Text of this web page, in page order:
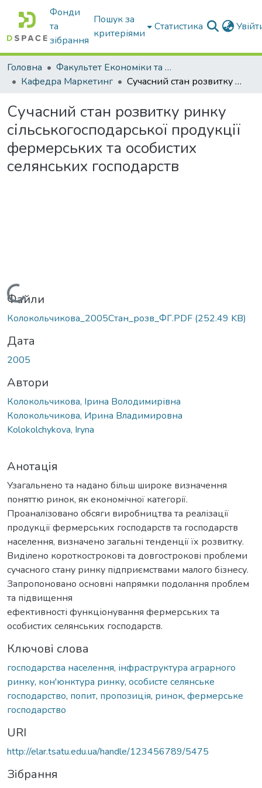
Фонди
та
зібрання
Пошук за
критеріями
Статистика
Головна
Факультет Економіки та бізнесу
Кафедра Маркетинг
Сучасний стан розвитку ринку сільськогосподарської продукції фермерських та особистих селянських господарств
Сучасний стан розвитку ринку
сільськогосподарської продукції
фермерських та особистих
селянських господарств
Вантажиться...
Файли
Колокольчикова_2005Стан_розв_ФГ.PDF (252.49 KB)
Дата
2005
Автори
Колокольчикова, Ірина Володимирівна
Колокольчикова, Ирина Владимировна
Kolokolchykova, Iryna
Анотація
Узагальнено та надано більш широке визначення
поняттю ринок, як економічної категорії.
Проаналізовано обсяги виробництва та реалізації
продукції фермерських господарств та господарств
населення, визначено загальні тенденції їх розвитку.
Виділено короткострокові та довгострокові проблеми
сучасного стану ринку підприємствами малого бізнесу.
Запропоновано основні напрямки подолання проблем
та підвищення
ефективності функціонування фермерських та
особистих селянських господарств.
Ключові слова
господарства населення, інфраструктура аграрного
ринку, кон'юнктура ринку, особисте селянське
господарство, попит, пропозиція, ринок, фермерське
господарство
URI
http://elar.tsatu.edu.ua/handle/123456789/5475
Зібрання